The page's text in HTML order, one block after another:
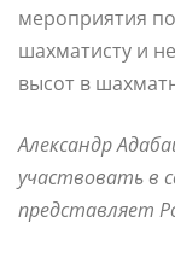
мероприятия
шахматисту и
высот в
Александр
участвовать в
представляет